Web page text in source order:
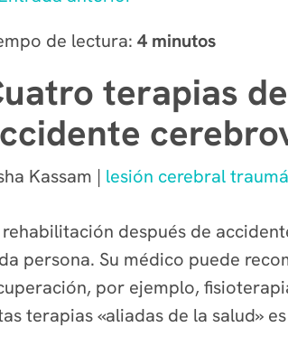
de lectura: 4 minutos
terapias
Kassam | lesión cerebral
rehabilitación después de
persona. Su médico puede
por ejemplo,
terapias «aliadas de la salud»